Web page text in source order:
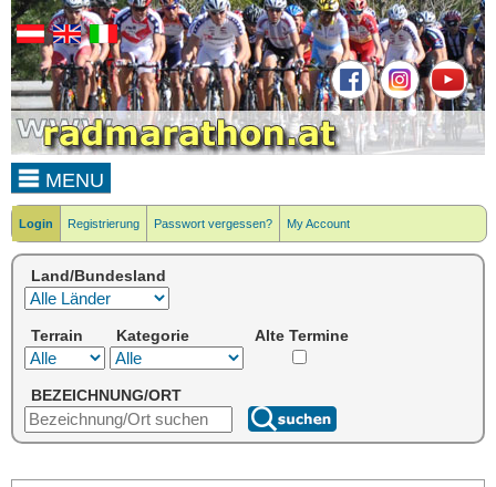
MENU
Login Registrierung Passwort vergessen? My Account
Land/Bundesland
Terrain Kategorie Alte Termine
BEZEICHNUNG/ORT